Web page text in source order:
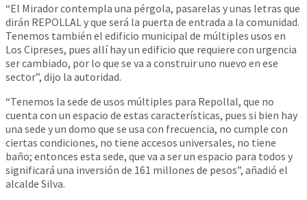
“El Mirador contempla una pérgola, pasarelas y unas letras que
dirán REPOLLAL y que será la puerta de entrada a la comunidad.
Tenemos también el edificio municipal de múltiples usos en
Los Cipreses, pues allí hay un edificio que requiere con urgencia
ser cambiado, por lo que se va a construir uno nuevo en ese
sector”, dijo la autoridad.
“Tenemos la sede de usos múltiples para Repollal, que no
cuenta con un espacio de estas características, pues si bien hay
una sede y un domo que se usa con frecuencia, no cumple con
ciertas condiciones, no tiene accesos universales, no tiene
baño; entonces esta sede, que va a ser un espacio para todos y
significará una inversión de 161 millones de pesos”, añadió el
alcalde Silva.